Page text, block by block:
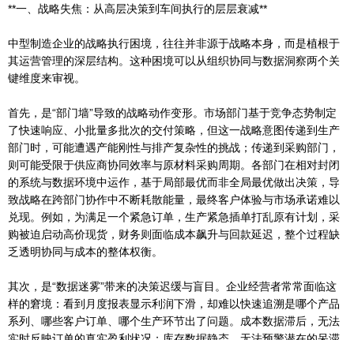
**一、战略失焦：从高层决策到车间执行的层层衰减**
中型制造企业的战略执行困境，往往并非源于战略本身，而是植根于
其运营管理的深层结构。这种困境可以从组织协同与数据洞察两个关
键维度来审视。
首先，是“部门墙”导致的战略动作变形。市场部门基于竞争态势制定
了快速响应、小批量多批次的交付策略，但这一战略意图传递到生产
部门时，可能遭遇产能刚性与排产复杂性的挑战；传递到采购部门，
则可能受限于供应商协同效率与原材料采购周期。各部门在相对封闭
的系统与数据环境中运作，基于局部最优而非全局最优做出决策，导
致战略在跨部门协作中不断耗散能量，最终客户体验与市场承诺难以
兑现。例如，为满足一个紧急订单，生产紧急插单打乱原有计划，采
购被迫启动高价现货，财务则面临成本飙升与回款延迟，整个过程缺
乏透明协同与成本的整体权衡。
其次，是“数据迷雾”带来的决策迟缓与盲目。企业经营者常常面临这
样的窘境：看到月度报表显示利润下滑，却难以快速追溯是哪个产品
系列、哪些客户订单、哪个生产环节出了问题。成本数据滞后，无法